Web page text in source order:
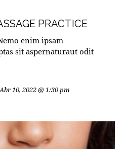
PRACTICE
enim ipsam
sit aspernaturaut odit
10, 2022 @ 1:30 pm